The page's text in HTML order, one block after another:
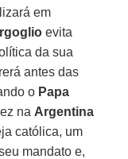
em
evita
da sua
antes das
o Papa
na Argentina
católica, um
mandato e,